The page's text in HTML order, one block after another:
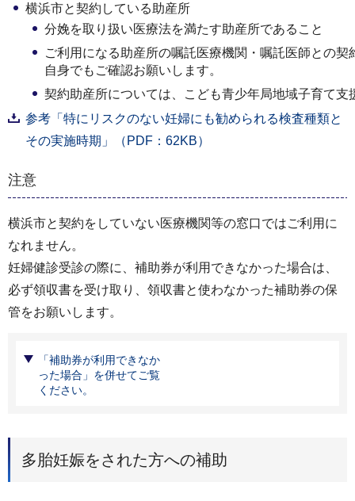
横浜市と契約している助産所
分娩を取り扱い医療法を満たす助産所であること
ご利用になる助産所の嘱託医療機関・嘱託医師との
自身でもご確認お願いします。
契約助産所については、こども青少年局地域子育て支
参考「特にリスクのない妊婦にも勧められる検査種類と
その実施時期」（PDF：62KB）
注意
横浜市と契約をしていない医療機関等の窓口ではご利用に
なれません。
妊婦健診受診の際に、補助券が利用できなかった場合は、
必ず領収書を受け取り、領収書と使わなかった補助券の保
管をお願いします。
「補助券が利用できなか
った場合」を併せてご覧
ください。
多胎妊娠をされた方への補助